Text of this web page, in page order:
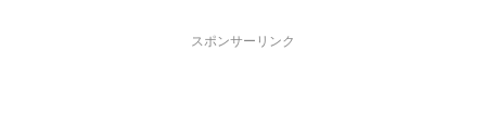
スポンサーリンク